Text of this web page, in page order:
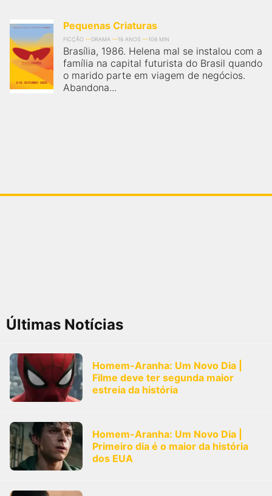
Pequenas Criaturas
FICÇÃO DRAMA 16 ANOS 106 MIN
Brasília, 1986. Helena mal se instalou com a
família na capital futurista do Brasil quando
o marido parte em viagem de negócios.
Abandona...
Últimas Notícias
Homem-Aranha: Um Novo Dia |
Filme deve ter segunda maior
estreia da história
Homem-Aranha: Um Novo Dia |
Primeiro dia é o maior da história
dos EUA